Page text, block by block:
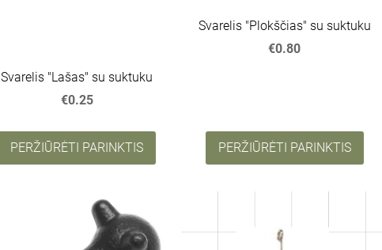
Svarelis "Lašas" su suktuku
€0.25
PERŽIŪRĖTI PARINKTIS
Svarelis "Plokščias" su suktuku
€0.80
PERŽIŪRĖTI PARINKTIS